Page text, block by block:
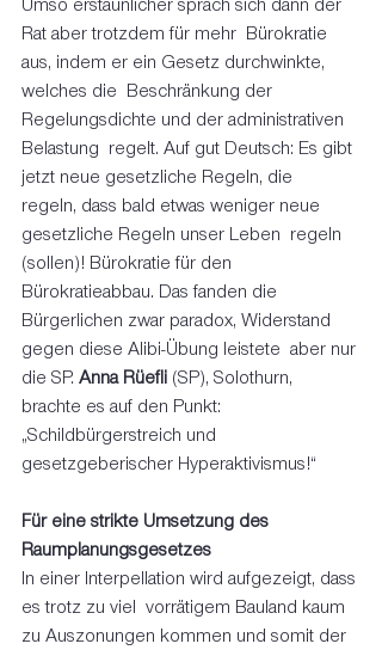
Umso erstaunlicher sprach sich dann der
Rat aber trotzdem für mehr  Bürokratie
aus, indem er ein Gesetz durchwinkte,
welches die  Beschränkung der
Regelungsdichte und der administrativen
Belastung  regelt. Auf gut Deutsch: Es gibt
jetzt neue gesetzliche Regeln, die
regeln, dass bald etwas weniger neue
gesetzliche Regeln unser Leben  regeln
(sollen)! Bürokratie für den
Bürokratieabbau. Das fanden die
Bürgerlichen zwar paradox, Widerstand
gegen diese Alibi-Übung leistete  aber nur
die SP. Anna Rüefli (SP), Solothurn,
brachte es auf den Punkt:
„Schildbürgerstreich und
gesetzgeberischer Hyperaktivismus!“
Für eine strikte Umsetzung des
Raumplanungsgesetzes
In einer Interpellation wird aufgezeigt, dass
es trotz zu viel  vorrätigem Bauland kaum
zu Auszonungen kommen und somit der